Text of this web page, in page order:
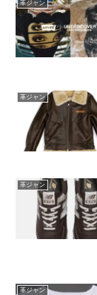
革ジャン
革ジャン
革ジャン
革ジャン